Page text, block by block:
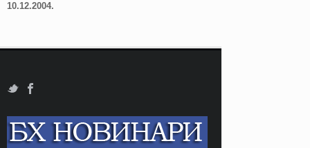
10.12.2004.